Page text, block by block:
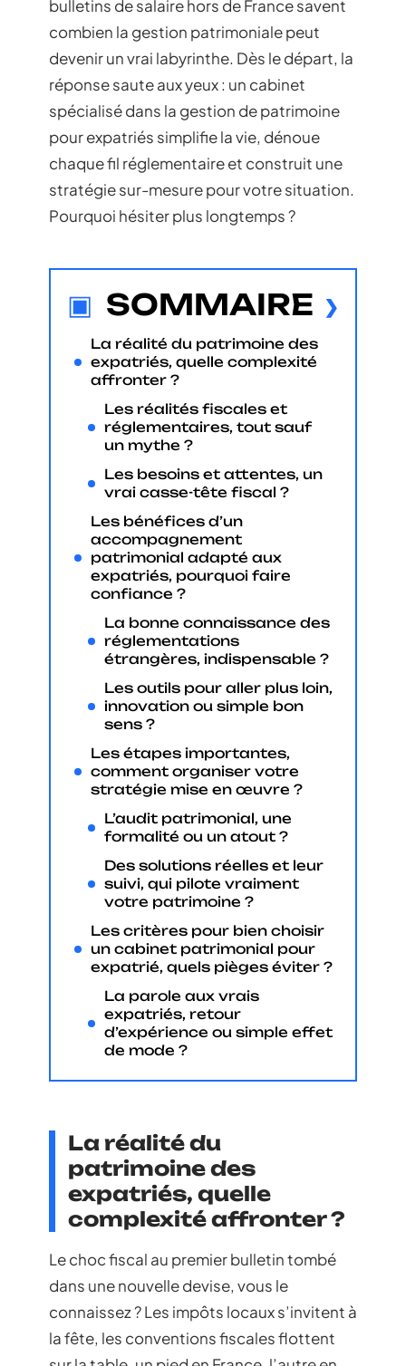
bulletins de salaire hors de France savent
combien la gestion patrimoniale peut
devenir un vrai labyrinthe. Dès le départ, la
réponse saute aux yeux : un cabinet
spécialisé dans la gestion de patrimoine
pour expatriés simplifie la vie, dénoue
chaque fil réglementaire et construit une
stratégie sur-mesure pour votre situation.
Pourquoi hésiter plus longtemps ?
SOMMAIRE
La réalité du patrimoine des
expatriés, quelle complexité
affronter ?
Les réalités fiscales et
réglementaires, tout sauf
un mythe ?
Les besoins et attentes, un
vrai casse-tête fiscal ?
Les bénéfices d’un
accompagnement
patrimonial adapté aux
expatriés, pourquoi faire
confiance ?
La bonne connaissance des
réglementations
étrangères, indispensable ?
Les outils pour aller plus loin,
innovation ou simple bon
sens ?
Les étapes importantes,
comment organiser votre
stratégie mise en œuvre ?
L’audit patrimonial, une
formalité ou un atout ?
Des solutions réelles et leur
suivi, qui pilote vraiment
votre patrimoine ?
Les critères pour bien choisir
un cabinet patrimonial pour
expatrié, quels pièges éviter ?
La parole aux vrais
expatriés, retour
d’expérience ou simple effet
de mode ?
La réalité du
patrimoine des
expatriés, quelle
complexité affronter ?
Le choc fiscal au premier bulletin tombé
dans une nouvelle devise, vous le
connaissez ? Les impôts locaux s’invitent à
la fête, les conventions fiscales flottent